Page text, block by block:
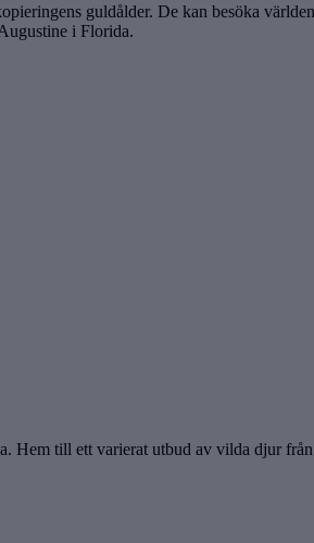
guldålder. De kan besöka
i Florida.
till ett varierat utbud av vilda djur